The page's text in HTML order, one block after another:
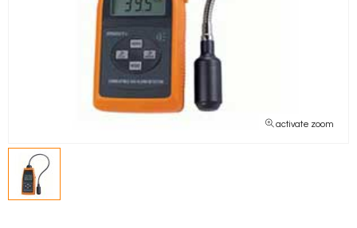
activate zoom